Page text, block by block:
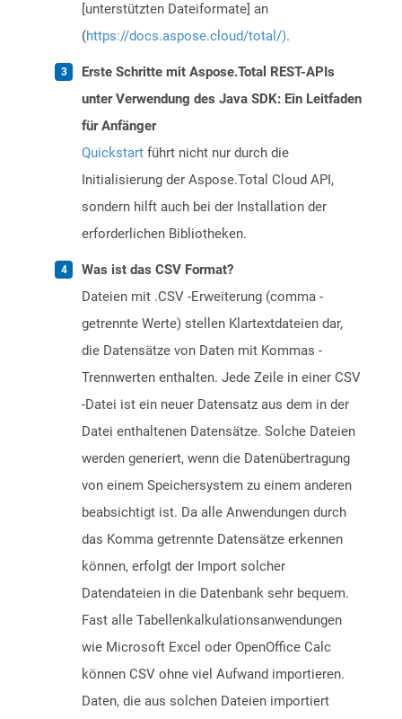
[unterstützten Dateiformate] an
(https://docs.aspose.cloud/total/).
Erste Schritte mit Aspose.Total REST-APIs
unter Verwendung des Java SDK: Ein Leitfaden
für Anfänger
Quickstart führt nicht nur durch die
Initialisierung der Aspose.Total Cloud API,
sondern hilft auch bei der Installation der
erforderlichen Bibliotheken.
Was ist das CSV Format?
Dateien mit .CSV -Erweiterung (comma -
getrennte Werte) stellen Klartextdateien dar,
die Datensätze von Daten mit Kommas -
Trennwerten enthalten. Jede Zeile in einer CSV
-Datei ist ein neuer Datensatz aus dem in der
Datei enthaltenen Datensätze. Solche Dateien
werden generiert, wenn die Datenübertragung
von einem Speichersystem zu einem anderen
beabsichtigt ist. Da alle Anwendungen durch
das Komma getrennte Datensätze erkennen
können, erfolgt der Import solcher
Datendateien in die Datenbank sehr bequem.
Fast alle Tabellenkalkulationsanwendungen
wie Microsoft Excel oder OpenOffice Calc
können CSV ohne viel Aufwand importieren.
Daten, die aus solchen Dateien importiert